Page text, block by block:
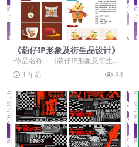
《葫仔IP形象及衍生品设计》
·作品名称：《葫仔IP形象及衍生品
设计》 ·作品赛道：学生组：命题赛
道-”元宇宙...
1 年前 84